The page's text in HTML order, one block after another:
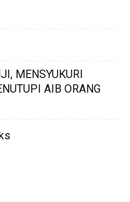
MENSYUKURI
AIB ORANG